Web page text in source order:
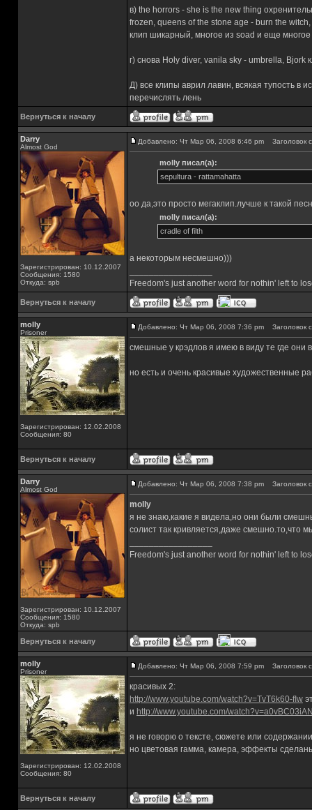
в) the horrors - she is the new thing
frozen, queens of the stone age - burn the
клип шикарный, многое из soad и еще многое
г) снова Нoly diver, vanila sky - umbrella, Bjork
Д) все клипы аврил лавин, всякая тупость в
перечислять лень
Вернуться к началу
Darry
Almost God
Зарегистрирован: 10.12.2007
Сообщения: 1580
Откуда: spb
Добавлено: Чт Мар 06, 2008 6:46 pm Заголовок
molly писал(а):
sepultura - rattamahatta
оо да,это просто мегаклип.лучше к такой
molly писал(а):
cradle of filth
а некоторым несмешно)))
Freedom's just another word for nothin' left to
Вернуться к началу
molly
Prisoner
Зарегистрирован: 12.02.2008
Сообщения: 80
Добавлено: Чт Мар 06, 2008 7:36 pm Заголовок
смешные у крэдлов я имею в виду те где они
но есть и очень красивые художественные
Вернуться к началу
Darry
Almost God
Зарегистрирован: 10.12.2007
Сообщения: 1580
Откуда: spb
Добавлено: Чт Мар 06, 2008 7:38 pm Заголовок
molly
я не знаю,какие я видела,но они были
солист так кривляется,даже смешно.то,что
Freedom's just another word for nothin' left to
Вернуться к началу
molly
Prisoner
Зарегистрирован: 12.02.2008
Сообщения: 80
Добавлено: Чт Мар 06, 2008 7:59 pm Заголовок
красивых 2:
http://www.youtube.com/watch?v=TvT6k60-fIw
и http://www.youtube.com/
я не говорю о тексте, сюжете или содержании
но цветовая гамма, камера, эффекты
Вернуться к началу